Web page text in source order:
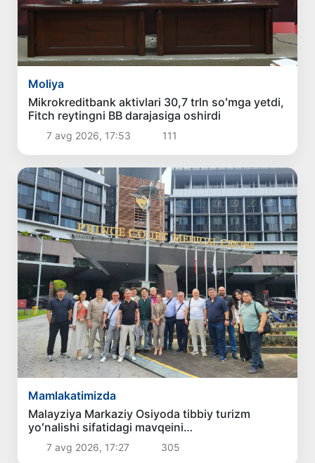
Moliya
Mikrokreditbank aktivlari 30,7 trln soʻmga yetdi,
Fitch reytingni BB darajasiga oshirdi
7 avg 2026, 17:53 111
Mamlakatimizda
Malayziya Markaziy Osiyoda tibbiy turizm
yoʻnalishi sifatidagi mavqeini
mustahkamlamoqda
7 avg 2026, 17:27 305